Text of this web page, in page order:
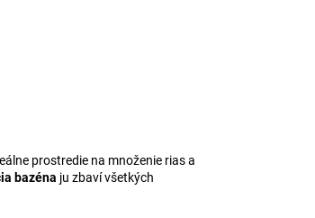
prostredie na množenie rias a
bazéna ju zbaví všetkých